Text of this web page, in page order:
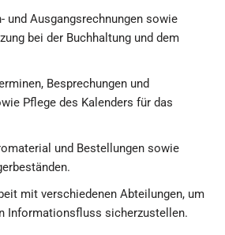
und Ausgangsrechnungen sowie
bei der Buchhaltung und dem
Besprechungen und
Pflege des Kalenders für das
und Bestellungen sowie
mit verschiedenen Abteilungen, um
Informationsfluss sicherzustellen.